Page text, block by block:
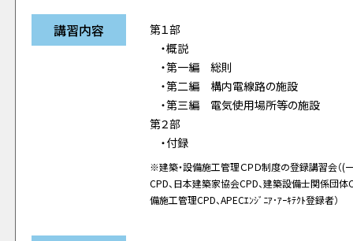
講習内容
第１部
・概説
・第一編 総則
・第二編 構内電線路の施設
・第三編 電気使用場所等の施設
第２部
・付録
※建築・設備施工管理ＣＰＤ制度の登録講習会（(
CPD、日本建築家協会CPD、建築設備士関係団体
備施工管理CPD、APECｴﾝｼﾞﾆｱ･ｱｰｷﾃｸﾄ登録者）